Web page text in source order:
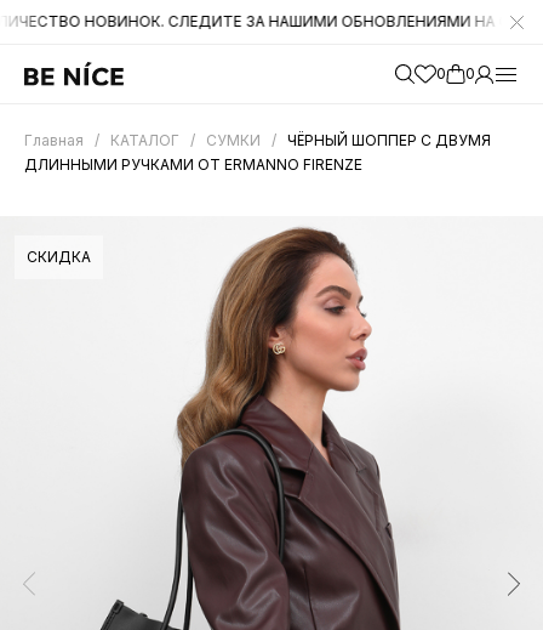
НОВИНОК. СЛЕДИТЕ ЗА НАШИМИ ОБНОВЛЕНИЯМИ НА САЙТЕ. А
0 0
Главная / КАТАЛОГ / СУМКИ / ЧЁРНЫЙ ШОППЕР С ДВУМЯ
ДЛИННЫМИ РУЧКАМИ ОТ ERMANNO FIRENZE
СКИДКА